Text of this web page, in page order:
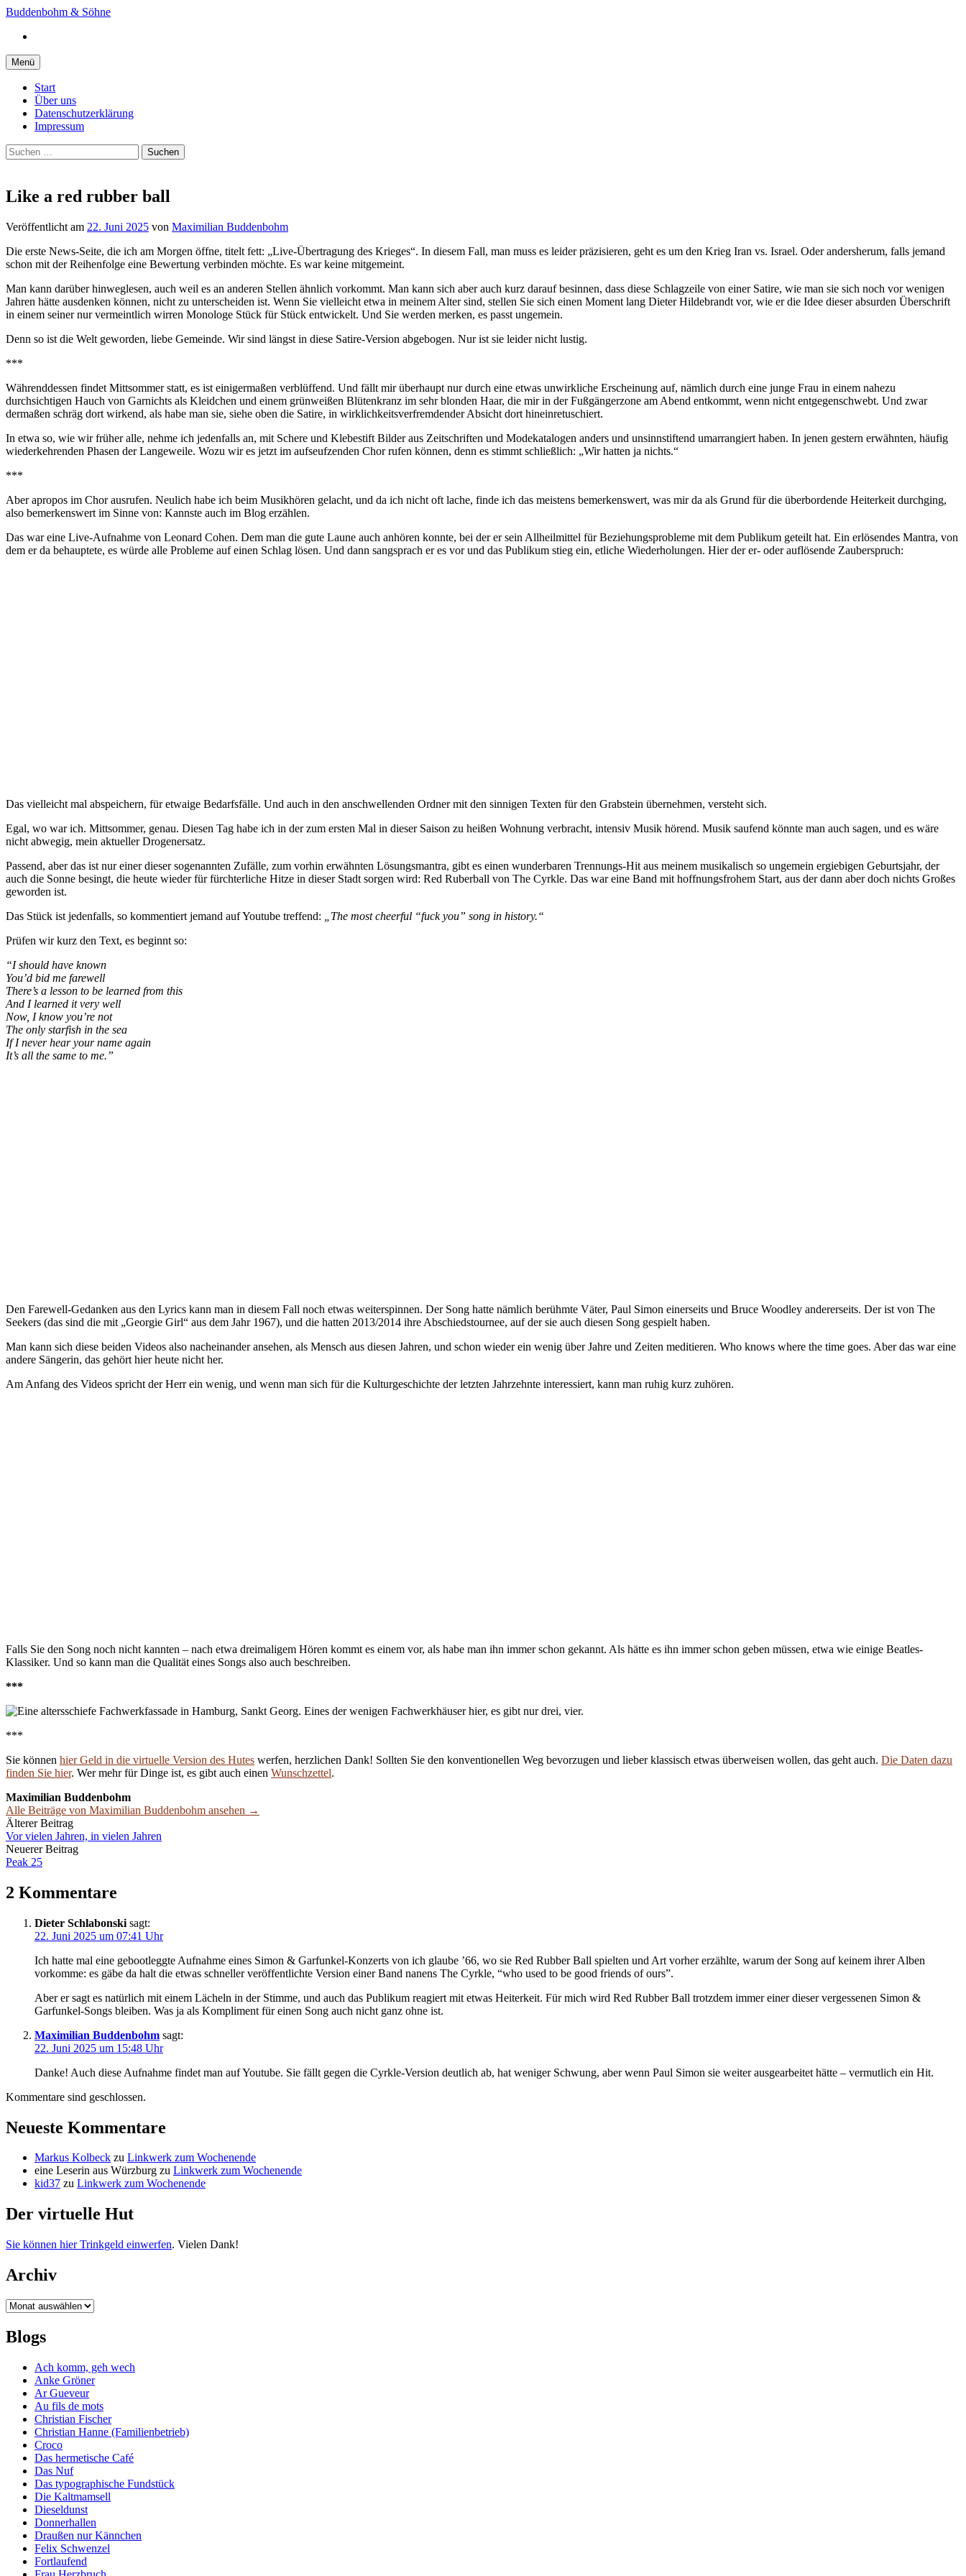
Springe
Inhalt
Buddenbohm & Söhne
Menü
Start
Über uns
Datenschutzerklärung
Impressum
Suchen
nach:
Like a red rubber ball
Veröffentlicht am 22. Juni 2025 von Maximilian Buddenbohm
Die erste News-Seite, die ich am Morgen öffne, titelt fett: „Live-Übertragung des Krieges“. In diesem Fall, man muss es leider präzisieren, geht es um den Krieg Iran vs. Israel. Oder andersherum, falls jemand
schon mit der Reihenfolge eine Bewertung verbinden möchte. Es war keine mitgemeint.
Man kann darüber hinweglesen, auch weil es an anderen Stellen ähnlich vorkommt. Man kann sich aber auch kurz darauf besinnen, dass diese Schlagzeile von einer Satire, wie man sie sich noch vor wenigen
Jahren hätte ausdenken können, nicht zu unterscheiden ist. Wenn Sie vielleicht etwa in meinem Alter sind, stellen Sie sich einen Moment lang Dieter Hildebrandt vor, wie er die Idee dieser absurden Überschrift
in einem seiner nur vermeintlich wirren Monologe Stück für Stück entwickelt. Und Sie werden merken, es passt ungemein.
Denn so ist die Welt geworden, liebe Gemeinde. Wir sind längst in diese Satire-Version abgebogen. Nur ist sie leider nicht lustig.
***
Währenddessen findet Mittsommer statt, es ist einigermaßen verblüffend. Und fällt mir überhaupt nur durch eine etwas unwirkliche Erscheinung auf, nämlich durch eine junge Frau in einem nahezu
durchsichtigen Hauch von Garnichts als Kleidchen und einem grünweißen Blütenkranz im sehr blonden Haar, die mir in der Fußgängerzone am Abend entkommt, wenn nicht entgegenschwebt. Und zwar
dermaßen schräg dort wirkend, als habe man sie, siehe oben die Satire, in wirklichkeitsverfremdender Absicht dort hineinretuschiert.
In etwa so, wie wir früher alle, nehme ich jedenfalls an, mit Schere und Klebestift Bilder aus Zeitschriften und Modekatalogen anders und unsinnstiftend umarrangiert haben. In jenen gestern erwähnten, häufig
wiederkehrenden Phasen der Langeweile. Wozu wir es jetzt im aufseufzenden Chor rufen können, denn es stimmt schließlich: „Wir hatten ja nichts.“
***
Aber apropos im Chor ausrufen. Neulich habe ich beim Musikhören gelacht, und da ich nicht oft lache, finde ich das meistens bemerkenswert, was mir da als Grund für die überbordende Heiterkeit durchging,
also bemerkenswert im Sinne von: Kannste auch im Blog erzählen.
Das war eine Live-Aufnahme von Leonard Cohen. Dem man die gute Laune auch anhören konnte, bei der er sein Allheilmittel für Beziehungsprobleme mit dem Publikum geteilt hat. Ein erlösendes Mantra, von
dem er da behauptete, es würde alle Probleme auf einen Schlag lösen. Und dann sangsprach er es vor und das Publikum stieg ein, etliche Wiederholungen. Hier der er- oder auflösende Zauberspruch:
Das vielleicht mal abspeichern, für etwaige Bedarfsfälle. Und auch in den anschwellenden Ordner mit den sinnigen Texten für den Grabstein übernehmen, versteht sich.
Egal, wo war ich. Mittsommer, genau. Diesen Tag habe ich in der zum ersten Mal in dieser Saison zu heißen Wohnung verbracht, intensiv Musik hörend. Musik saufend könnte man auch sagen, und es wäre
nicht abwegig, mein aktueller Drogenersatz.
Passend, aber das ist nur einer dieser sogenannten Zufälle, zum vorhin erwähnten Lösungsmantra, gibt es einen wunderbaren Trennungs-Hit aus meinem musikalisch so ungemein ergiebigen Geburtsjahr, der
auch die Sonne besingt, die heute wieder für fürchterliche Hitze in dieser Stadt sorgen wird: Red Ruberball von The Cyrkle. Das war eine Band mit hoffnungsfrohem Start, aus der dann aber doch nichts Großes
geworden ist.
Das Stück ist jedenfalls, so kommentiert jemand auf Youtube treffend:
„The most cheerful “fuck you” song in history.“
Prüfen wir kurz den Text, es beginnt so:
“I should have known
You’d bid me farewell
There’s a lesson to be learned from this
And I learned it very well
Now, I know you’re not
The only starfish in the sea
If I never hear your name again
It’s all the same to me.”
Den Farewell-Gedanken aus den Lyrics kann man in diesem Fall noch etwas weiterspinnen. Der Song hatte nämlich berühmte Väter, Paul Simon einerseits und Bruce Woodley andererseits. Der ist von The
Seekers (das sind die mit „Georgie Girl“ aus dem Jahr 1967), und die hatten 2013/2014 ihre Abschiedstournee, auf der sie auch diesen Song gespielt haben.
Man kann sich diese beiden Videos also nacheinander ansehen, als Mensch aus diesen Jahren, und schon wieder ein wenig über Jahre und Zeiten meditieren. Who knows where the time goes. Aber das war eine
andere Sängerin, das gehört hier heute nicht her.
Am Anfang des Videos spricht der Herr ein wenig, und wenn man sich für die Kulturgeschichte der letzten Jahrzehnte interessiert, kann man ruhig kurz zuhören.
Falls Sie den Song noch nicht kannten – nach etwa dreimaligem Hören kommt es einem vor, als habe man ihn immer schon gekannt. Als hätte es ihn immer schon geben müssen, etwa wie einige Beatles-
Klassiker. Und so kann man die Qualität eines Songs also auch beschreiben.
***
***
Sie können hier Geld in die virtuelle Version des Hutes werfen, herzlichen Dank! Sollten Sie den konventionellen Weg bevorzugen und lieber klassisch etwas überweisen wollen, das geht auch. Die Daten dazu
finden Sie hier. Wer mehr für Dinge ist, es gibt auch einen Wunschzettel.
Maximilian Buddenbohm
Alle Beiträge von Maximilian Buddenbohm ansehen →
Beitrags-
Navigation
Älterer Beitrag
Vor vielen Jahren, in vielen Jahren
Neuerer Beitrag
Peak 25
2 Kommentare
Dieter Schlabonski sagt:
22. Juni 2025 um 07:41 Uhr
Ich hatte mal eine gebootleggte Aufnahme eines Simon & Garfunkel-Konzerts von ich glaube ’66, wo sie Red Rubber Ball spielten und Art vorher erzählte, warum der Song auf keinem ihrer Alben
vorkomme: es gäbe da halt die etwas schneller veröffentlichte Version einer Band nanens The Cyrkle, “who used to be good friends of ours”.
Aber er sagt es natürlich mit einem Lächeln in der Stimme, und auch das Publikum reagiert mit etwas Heiterkeit. Für mich wird Red Rubber Ball trotzdem immer einer dieser vergessenen Simon &
Garfunkel-Songs bleiben. Was ja als Kompliment für einen Song auch nicht ganz ohne ist.
Maximilian Buddenbohm sagt:
22. Juni 2025 um 15:48 Uhr
Danke! Auch diese Aufnahme findet man auf Youtube. Sie fällt gegen die Cyrkle-Version deutlich ab, hat weniger Schwung, aber wenn Paul Simon sie weiter ausgearbeitet hätte – vermutlich ein Hit.
Kommentare sind geschlossen.
Neueste Kommentare
Markus Kolbeck zu Linkwerk zum Wochenende
eine Leserin aus Würzburg zu Linkwerk zum Wochenende
kid37 zu Linkwerk zum Wochenende
Der virtuelle Hut
Sie können hier Trinkgeld einwerfen. Vielen Dank!
Archiv
Archiv
Blogs
Ach komm, geh wech
Anke Gröner
Ar Gueveur
Au fils de mots
Christian Fischer
Christian Hanne (Familienbetrieb)
Croco
Das hermetische Café
Das Nuf
Das typographische Fundstück
Die Kaltmamsell
Dieseldunst
Donnerhallen
Draußen nur Kännchen
Felix Schwenzel
Fortlaufend